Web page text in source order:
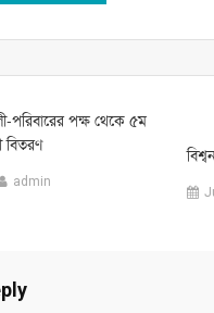
পরিবারের পক্ষ থেকে ৫ম
বিতরণ
admin